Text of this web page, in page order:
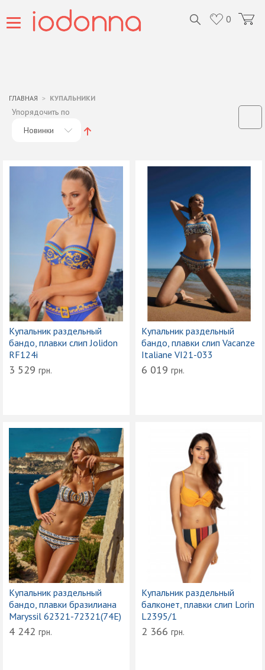
0
ГЛАВНАЯ КУПАЛЬНИКИ
Упорядочить по
Новинки
Купальник раздельный
бандо, плавки слип Jolidon
RF124i
3 529 грн.
Купальник раздельный
бандо, плавки слип Vacanze
Italiane VI21-033
6 019 грн.
Купальник раздельный
бандо, плавки бразилиана
Maryssil 62321-72321(74E)
4 242 грн.
Купальник раздельный
балконет, плавки слип Lorin
L2395/1
2 366 грн.